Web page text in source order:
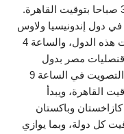
دول إندونيسيا ولاوس
وفيتنام وتايلاند في الساعة 9 صباحا بتوقيت هذه الدول، والساعة 4
مصر بدول
بنجلاديش والهند وسيريلانكا، فينطلق باب التصويت في الساعة 9
والـ5 صباحا بتوقيت القاهرة، ويبدأ
وباكستان
كل دولة، وبما يوازي